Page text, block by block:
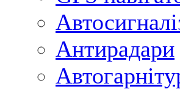
Антирадари